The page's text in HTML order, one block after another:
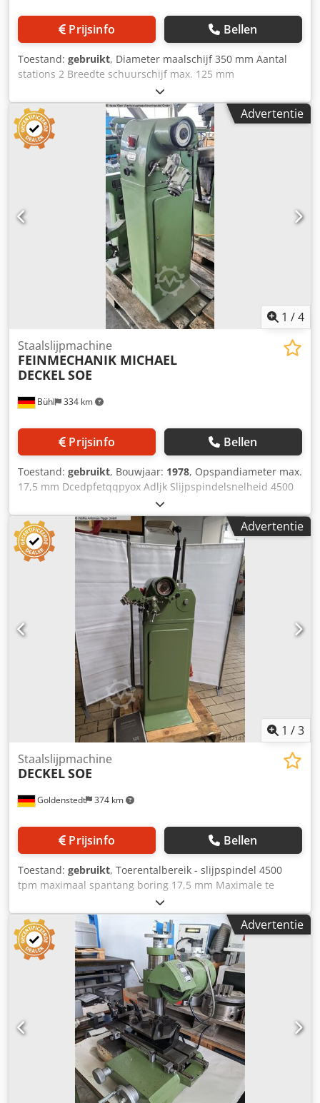
Prijsinfo Bellen
Toestand: gebruikt, Diameter maalschijf 350 mm Aantal
stations 2 Breedte schuurschijf max. 125 mm
Werkstuksteunvlak elk 470 x 260 mm Afmetingen LxBxH
1,32 x 0,78 x 1,3 m - Werkstukondersteuning zwenkbaar -
Werkstukondersteuning zwenkbaar Dsdpetqqmcsfx Adlock
Advertentie
1 /4
Bühl 334 km
Staalslijpmachine
FEINMECHANIK MICHAEL
DECKELSOE
Prijsinfo Bellen
Toestand: gebruikt, Bouwjaar: 1978, Opspandiameter max.
17,5 mm Dcedpfetqqpyox Adljk Slijpspindelsnelheid 4500
tpm Ondersnijhoek max. 45 ° Totaal benodigd vermogen
0,55 kW Machinegewicht ca. 120 kg Machineafmetingen L x
B x H 0,54 x 0,47 x 1,31 m = Graver slijpmachineAdvertentie
1 /3
Goldenstedt 374 km
Staalslijpmachine
DECKELSOE
Prijsinfo Bellen
Toestand: gebruikt, Toerentalbereik - slijpspindel 4500
tpm maximaal spantang boring 17,5 mm Maximale te
slijpen straal: 10 mm grote laterale verplaatsing van de
freeshouder 10 grote longitudinale verplaatsing van de
freeshouder 40 grote instelbare ontlastingsslijphoek 45
graden Gewicht van de machine ca. 125 kg
Gebruiksaanwijzing beschikbaar inclusief spantangset,
slijpschijfflenssleutel en de volgende speciale accessoires:
- Fijne korund beker slijpschijf - 3 diamant slijpschijven,
diverse uitvoeringen - 1 extra slijpschijfhouder met
diamant slijpschijf - Diamant slijpen - Slijpstofkap
Dsdpowlvrgefx Adlsck
Advertentie